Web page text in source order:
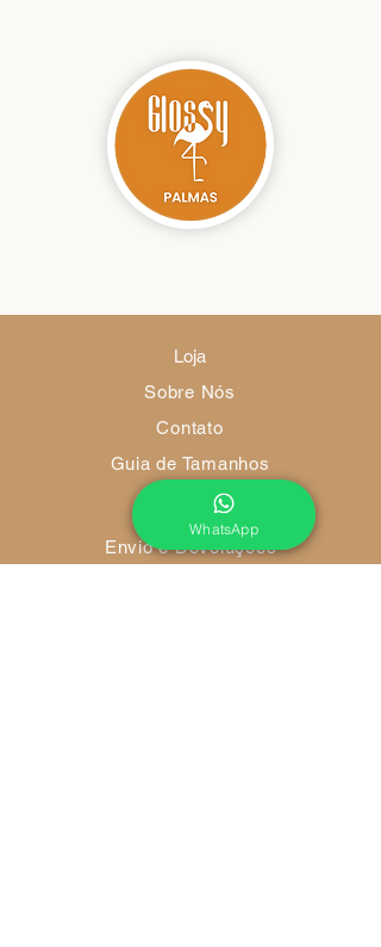
Loja
Sobre Nós
Contato
Guia de Tamanhos
Envio e Devoluções
WhatsApp